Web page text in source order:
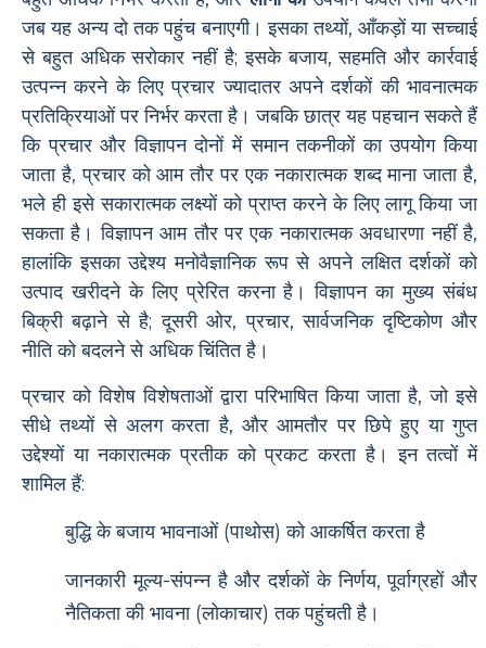
जब यह अन्य दो तक पहुंच बनाएगी। इसका तथ्यों, आँकड़ों या सच्चाई
से बहुत अधिक सरोकार नहीं है; इसके बजाय, सहमति और कार्रवाई
उत्पन्न करने के लिए प्रचार ज्यादातर अपने दर्शकों की भावनात्मक
प्रतिक्रियाओं पर निर्भर करता है। जबकि छात्र यह पहचान सकते हैं
कि प्रचार और विज्ञापन दोनों में समान तकनीकों का उपयोग किया
जाता है, प्रचार को आम तौर पर एक नकारात्मक शब्द माना जाता है,
भले ही इसे सकारात्मक लक्ष्यों को प्राप्त करने के लिए लागू किया जा
सकता है। विज्ञापन आम तौर पर एक नकारात्मक अवधारणा नहीं है,
हालांकि इसका उद्देश्य मनोवैज्ञानिक रूप से अपने लक्षित दर्शकों को
उत्पाद खरीदने के लिए प्रेरित करना है। विज्ञापन का मुख्य संबंध
बिक्री बढ़ाने से है; दूसरी ओर, प्रचार, सार्वजनिक दृष्टिकोण और
नीति को बदलने से अधिक चिंतित है।
प्रचार को विशेष विशेषताओं द्वारा परिभाषित किया जाता है, जो इसे
सीधे तथ्यों से अलग करता है, और आमतौर पर छिपे हुए या गुप्त
उद्देश्यों या नकारात्मक प्रतीक को प्रकट करता है। इन तत्वों में
शामिल हैं:
बुद्धि के बजाय भावनाओं (पाथोस) को आकर्षित करता है
जानकारी मूल्य-संपन्न है और दर्शकों के निर्णय, पूर्वाग्रहों और
नैतिकता की भावना (लोकाचार) तक पहुंचती है।